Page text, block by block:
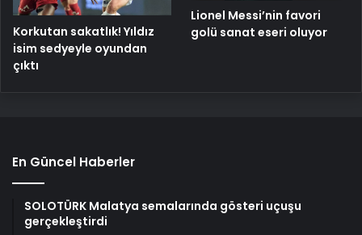
Korkutan sakatlık! Yıldız
isim sedyeyle oyundan
çıktı
Lionel Messi’nin favori
golü sanat eseri oluyor
En Güncel Haberler
SOLOTÜRK Malatya semalarında gösteri uçuşu
gerçekleştirdi